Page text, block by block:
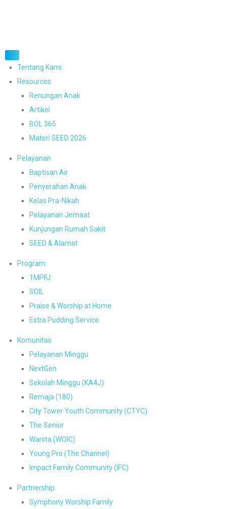
Tentang Kami
Resources
Renungan Anak
Artikel
BOL 365
Materi SEED 2026
Pelayanan
Baptisan Air
Penyerahan Anak
Kelas Pra-Nikah
Pelayanan Jemaat
Kunjungan Rumah Sakit
SEED & Alamat
Program
1MPFJ
SOIL
Praise & Worship at Home
Extra Pudding Service
Komunitas
Pelayanan Minggu
NextGen
Sekolah Minggu (KA4J)
Remaja (180)
City Tower Youth Community (CTYC)
The Senior
Wanita (WOIC)
Young Pro (The Channel)
Impact Family Community (IFC)
Partnership
Symphony Worship Family